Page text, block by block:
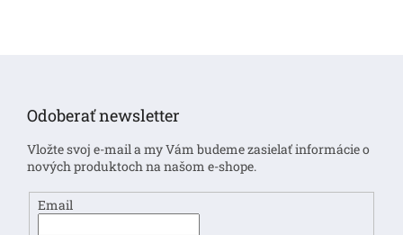
Odoberať newsletter
Vložte svoj e-mail a my Vám budeme zasielať informácie o
nových produktoch na našom e-shope.
Email